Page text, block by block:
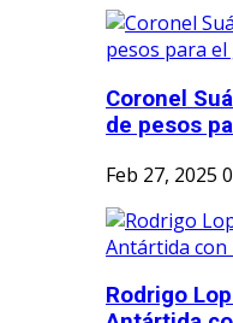
Coronel
de pesos
Feb 27, 2025 0
Rodrigo